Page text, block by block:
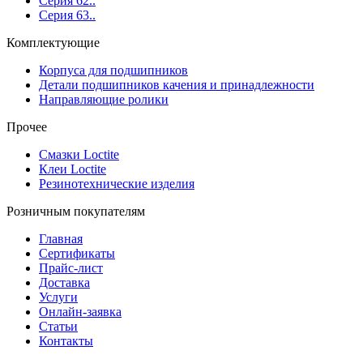
Серия 63..
Комплектующие
Корпуса для подшипников
Детали подшипников качения и принадлежности
Направляющие ролики
Прочее
Смазки Loctite
Клеи Loctite
Резинотехнические изделия
Розничным покупателям
Главная
Сертификаты
Прайс-лист
Доставка
Услуги
Онлайн-заявка
Статьи
Контакты